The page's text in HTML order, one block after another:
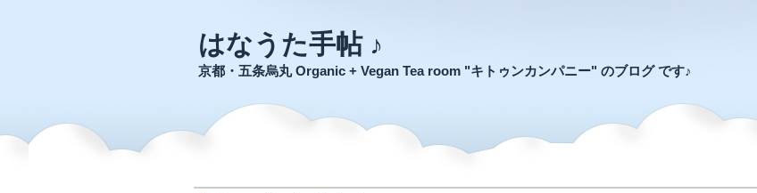
はなうた手帖 ♪
京都・五条烏丸 Organic + Vegan Tea room "キトゥンカンパニー" のブログ です♪